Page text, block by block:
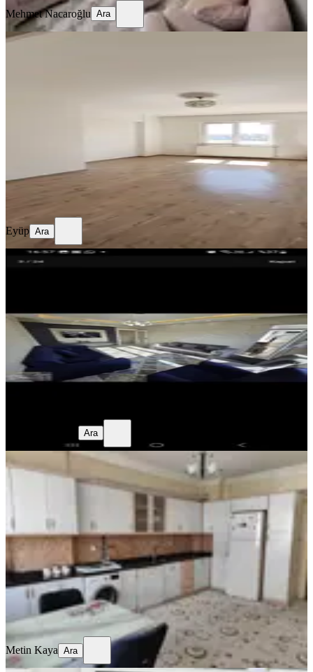
Mehmet Nacaroğlu Ara
SİTE İÇİ
Gaziantep, Şehitkamil
10. Kat·28.06.2026
Eyüp
Eyüp Ara
EŞYALI
2+1·135 m²·1. Kat·27.06.2026
2.750.000 ₺
Neslihan Yaprak
Ara
EBV. BANYO
Güneykent'te Daireye Ait Garajlı
Geniş Daire
Gaziantep, Şahinbey
3+1·185 m²·4. Kat·23.06.2026
4.000.000 ₺ Yatırım Skoru:
Metin Kaya
Ara
Metin Kaya Ara